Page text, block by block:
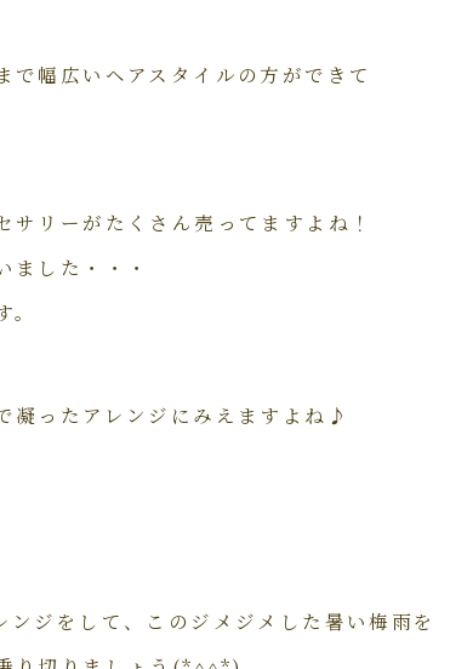
で幅広いヘアスタイルの方ができて
リーがたくさん売ってますよね！
ました・・・
凝ったアレンジにみえますよね♪
ジをして、このジメジメした暑い梅雨を